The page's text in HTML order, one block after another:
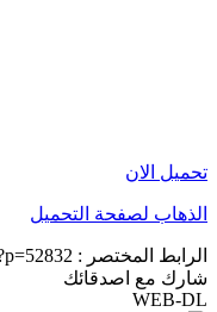
تحميل الان
الذهاب لصفحة التحميل
الرابط المختصر :
شارك مع اصدقائك
WEB-DL